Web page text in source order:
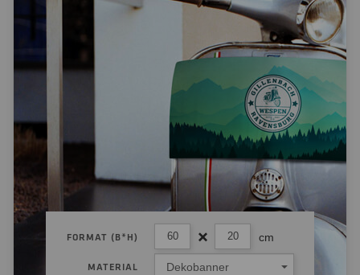
FORMAT (B*H) cm
MATERIAL Dekobanner